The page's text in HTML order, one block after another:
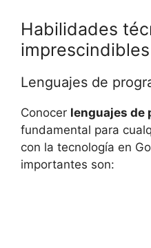
Habilidades
imprescindibles
Lenguajes de
Conocer lenguajes de
fundamental para
con la tecnología en
importantes son: